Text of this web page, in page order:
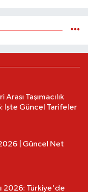
Taşımacılık
İşte Güncel Tarifeler
| Güncel Net
2026: Türkiye'de